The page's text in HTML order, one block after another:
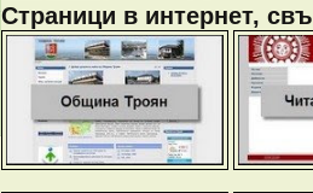
Страници в интернет,